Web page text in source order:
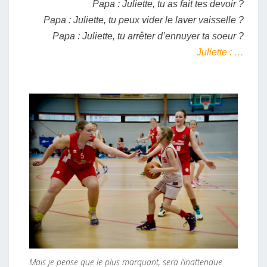
?
Papa : Juliette, tu as fait tes devoir ?
Papa : Juliette, tu peux vider le laver vaisselle ?
Papa : Juliette, tu arrêter d’ennuyer ta soeur ?
Juliette : …
Mais je pense que le plus marquant, sera l’inattendue